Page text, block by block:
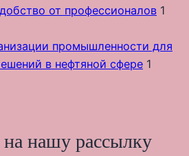
от профессионалов 1
промышленности для
в нефтяной сфере 1
нашу рассылку